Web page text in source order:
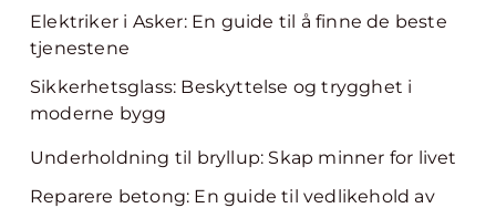
Elektriker i Asker: En guide til å finne de beste
tjenestene
Sikkerhetsglass: Beskyttelse og trygghet i
moderne bygg
Underholdning til bryllup: Skap minner for livet
Reparere betong: En guide til vedlikehold av